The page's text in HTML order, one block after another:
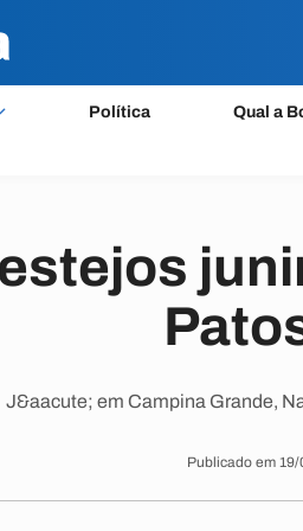
Política Qual a
J&aacute; em Campina Grande,
Publicado em